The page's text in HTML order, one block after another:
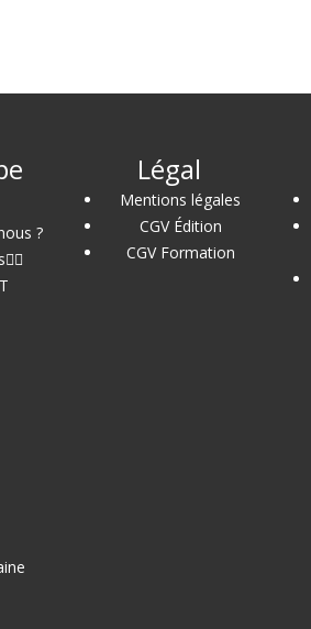
?
Légal
Mentions légales
CGV Édition
CGV Formation